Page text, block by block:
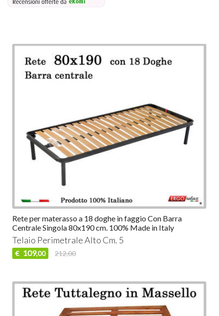
Rete per materasso a 18 doghe in faggio Con Barra
Centrale Singola 80x190 cm. 100% Made in Italy
Telaio Perimetrale Alto Cm. 5
€ 109,00 212,00